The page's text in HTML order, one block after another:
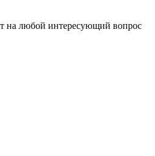
на любой интересующий вопрос